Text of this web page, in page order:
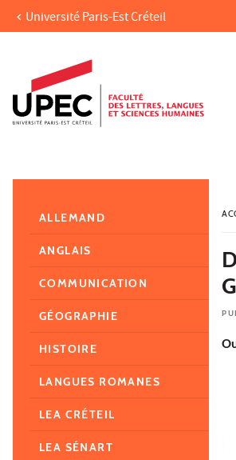
Aller au contenu
Accès directs
Recherche
Navigation secondaire
Université Paris-Est Créteil
ALLEMAND
ANGLAIS
COMMUNICATION
GÉOGRAPHIE
HISTOIRE
LANGUES ROMANES
LEA CRÉTEIL
LEA SÉNART